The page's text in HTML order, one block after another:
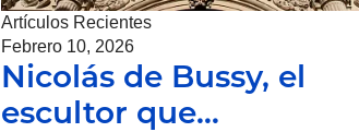
Artículos Recientes
Febrero 10, 2026
Nicolás de Bussy, el
escultor que…